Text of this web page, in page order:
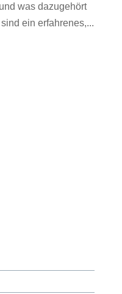
was dazugehört
ein erfahrenes,...